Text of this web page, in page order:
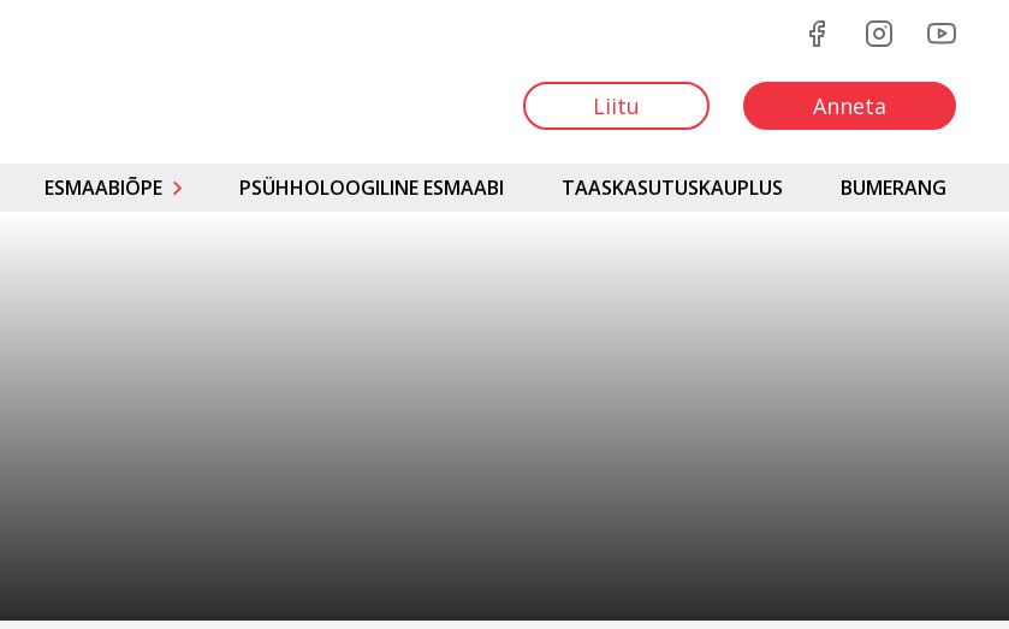
Liitu Anneta
ESMAABIÕPE PSÜHHOLOOGILINE ESMAABI TAASKASUTUSKAUPLUS BUMERANG